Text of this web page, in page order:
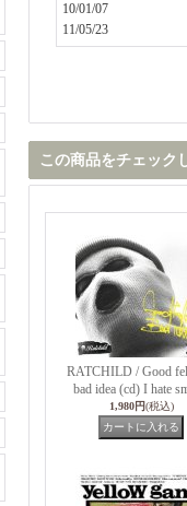
10/01/07
11/05/23
この商品をチェック
RATCHILD / Good
bad idea (cd) I hate
1,980円(税込)